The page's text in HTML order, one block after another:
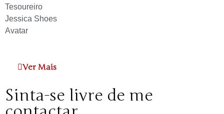
Tesoureiro
Jessica Shoes
Avatar
Ver Mais
Sinta-se livre de me